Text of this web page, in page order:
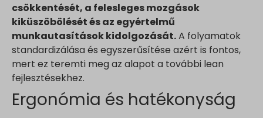
csökkentését, a felesleges mozgások
kiküszöbölését és az egyértelmű
munkautasítások kidolgozását.A folyamatok
standardizálása és egyszerűsítése azért is fontos,
mert ez teremti meg az alapot a további lean
fejlesztésekhez.
Ergonómia és hatékonyság